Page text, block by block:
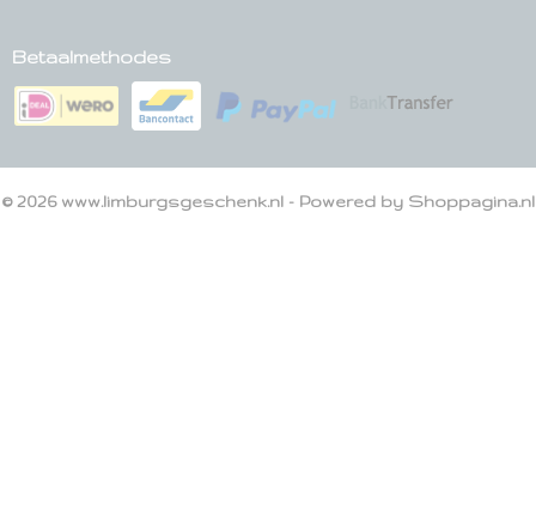
Betaalmethodes
© 2026 www.limburgsgeschenk.nl - Powered by Shoppagina.nl